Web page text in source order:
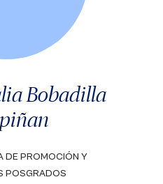
Bobadilla
DE PROMOCIÓN Y
POSGRADOS